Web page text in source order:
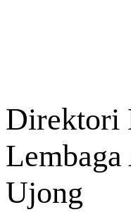
Direktori
Ujong